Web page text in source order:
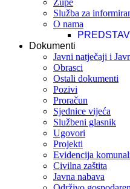
Župe
Služba za
O nama
Dokumenti
Javni natječaji i
Obrasci
Ostali dokumenti
Pozivi
Proračun
Sjednice vijeća
Službeni glasnik
Ugovori
Projekti
Evidencija
Civilna zaštita
Javna nabava